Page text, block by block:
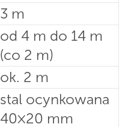
3 m
od 4 m do 14 m
(co 2 m)
ok. 2 m
stal ocynkowana
40×20 mm